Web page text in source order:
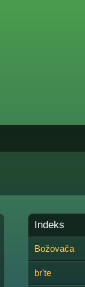
Indeks
Božovača
br'te